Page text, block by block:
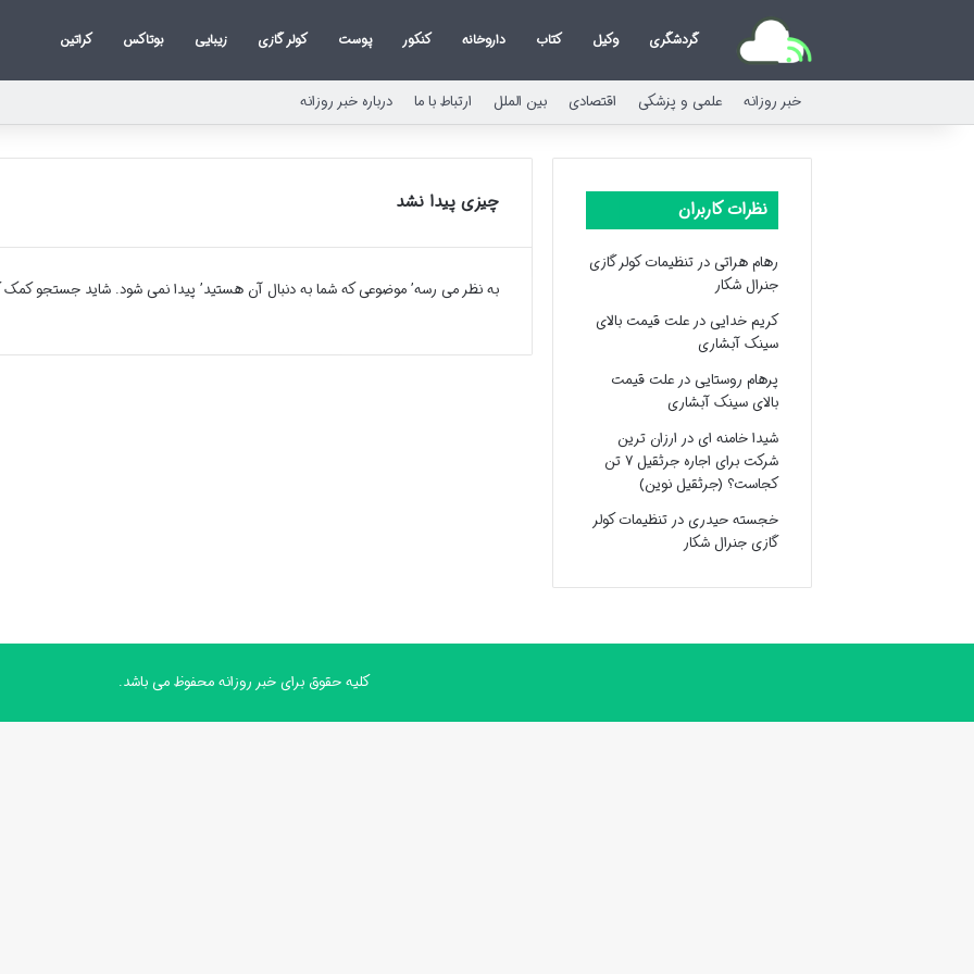
گردشگری وکیل کتاب داروخانه کنکور پوست کولر گازی زیبایی بوتاکس کراتین
خبر روزانه علمی و پزشکی اقتصادی بین الملل ارتباط با ما درباره خبر روزانه
چیزی پیدا نشد
به نظر می رسه’ موضوعی که شما به دنبال آن هستید’ پیدا نمی شود. شاید جستجو کمک
نظرات کاربران
رهام هراتیدرتنظیمات کولر گازی
جنرال شکار
کریم خداییدرعلت قیمت بالای
سینک آبشاری
پرهام روستاییدرعلت قیمت
بالای سینک آبشاری
شیدا خامنه ایدر ارزان ترین
شرکت برای اجاره جرثقیل ۷ تن
کجاست؟ (جرثقیل نوین)
خجسته حیدریدرتنظیمات کولر
گازی جنرال شکار
کلیه حقوق برای خبر روزانه محفوظ می باشد.